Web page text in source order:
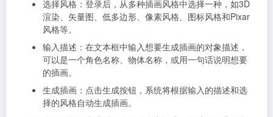
选择风格：登录后，从多种插画风格中选择一种，如3D
渲染、矢量图、低多边形、像素风格、图标风格和Pixar
风格等。
输入描述：在文本框中输入想要生成插画的对象描述，
可以是一个角色名称、物体名称，或用一句话说明想要
的插画。
生成插画：点击生成按钮，系统将根据输入的描述和选
择的风格自动生成插画。